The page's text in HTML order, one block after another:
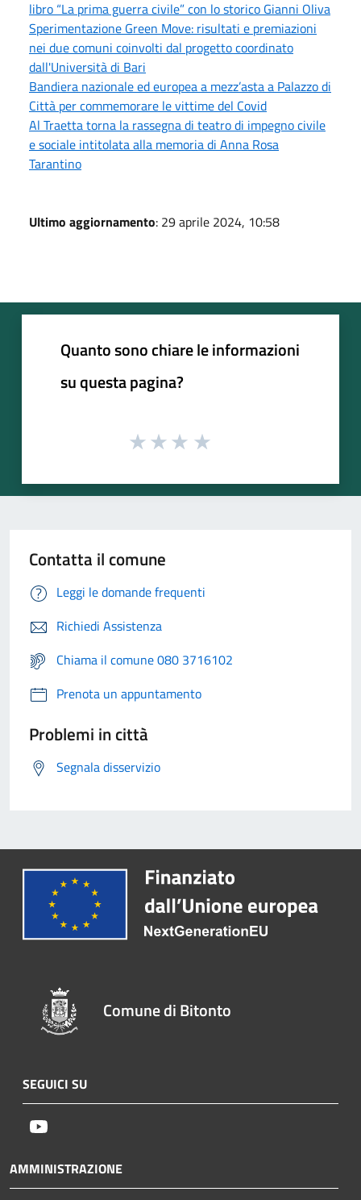
libro “La prima guerra civile” con lo storico Gianni Oliva
Sperimentazione Green Move: risultati e premiazioni
nei due comuni coinvolti dal progetto coordinato
dall'Università di Bari
Bandiera nazionale ed europea a mezz’asta a Palazzo di
Città per commemorare le vittime del Covid
Al Traetta torna la rassegna di teatro di impegno civile
e sociale intitolata alla memoria di Anna Rosa
Tarantino
Ultimo aggiornamento: 29 aprile 2024, 10:58
Quanto sono chiare le informazioni
su questa pagina?
Contatta il comune
Leggi le domande frequenti
Richiedi Assistenza
Chiama il comune 080 3716102
Prenota un appuntamento
Problemi in città
Segnala disservizio
Comune di Bitonto
SEGUICI SU
AMMINISTRAZIONE